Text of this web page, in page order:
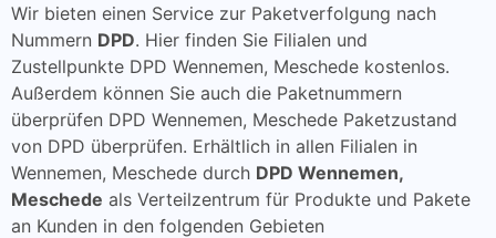
Wir bieten einen Service zur Paketverfolgung nach
Nummern DPD. Hier finden Sie Filialen und
Zustellpunkte DPD Wennemen, Meschede kostenlos.
Außerdem können Sie auch die Paketnummern
überprüfen DPD Wennemen, Meschede Paketzustand
von DPD überprüfen. Erhältlich in allen Filialen in
Wennemen, Meschede durch DPD Wennemen,
Meschede als Verteilzentrum für Produkte und Pakete
an Kunden in den folgenden Gebieten